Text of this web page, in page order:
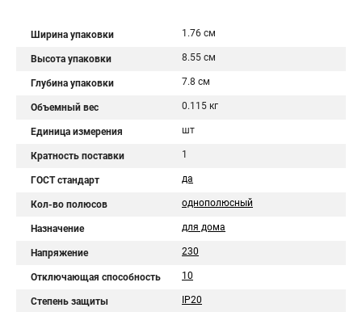
Ширина упаковки 1.76 см
Высота упаковки 8.55 см
Глубина упаковки 7.8 см
Объемный вес 0.115 кг
Единица измерения шт
Кратность поставки 1
ГОСТ стандарт да
Кол-во полюсов однополюсный
Назначение для дома
Напряжение 230
Отключающая способность 10
Степень защиты IP20